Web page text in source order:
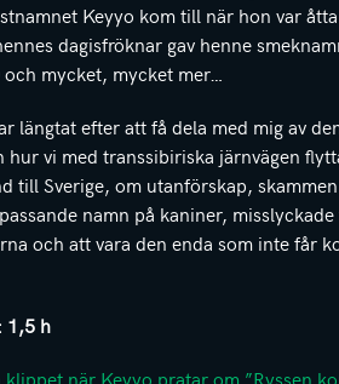
Keyyo kom till när hon var
dagisfröknar gav henne
mycket, mycket mer…
längtat efter att få dela med mig av
hur vi med transsibiriska järnvägen
till Sverige, om utanförskap,
namn på kaniner,
och att vara den enda som inte får
1,5 h
klippet när Keyyo pratar om ”Ryssen